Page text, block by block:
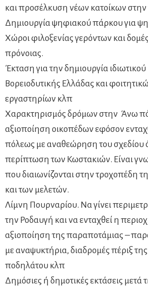
και προσέλκυση νέων κατοίκων στην
Δημιουργία ψηφιακού πάρκου για
Χώροι φιλοξενίας γερόντων και
πρόνοιας.
Έκταση για την δημιουργία
Βορειοδυτικής Ελλάδας και
εργαστηρίων κλπ
Χαρακτηρισμός δρόμων στην Άνω
αξιοποίηση οικοπέδων εφόσον
πόλεως με αναθεώρηση του σχεδίου
περίπτωση των Κωστακιών. Είναι
που διαιωνίζονται στην τροχοπέδη
και των μελετών.
Λίμνη Πουρναρίου. Να γίνει
την Ροδαυγή και να ενταχθεί η
αξιοποίηση της παραποτάμιας –
με αναψυκτήρια, διαδρομές πέριξ
ποδηλάτου κλπ
Δημόσιες ή δημοτικές εκτάσεις μετά